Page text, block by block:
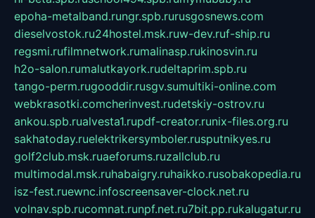
epoha-metalband.rungr.spb.rurusgosnews.com
dieselvostok.ru24hostel.msk.ruw-dev.ruf-ship.ru
regsmi.rufilmnetwork.rumalinasp.rukinosvin.ru
h2o-salon.rumalutkayork.rudeltaprim.spb.ru
tango-perm.rugooddir.rusgv.sumultiki-online.com
webkrasotki.comcherinvest.rudetskiy-ostrov.ru
ankou.spb.rualvesta1.rupdf-creator.runix-files.org.ru
sakhatoday.ruelektrikersymboler.rusputnikyes.ru
golf2club.msk.ruaeforums.ruzallclub.ru
multimodal.msk.ruhabaigry.ruhaikko.rusobakopedia.ru
isz-fest.ruewnc.infoscreensaver-clock.net.ru
volnav.spb.rucomnat.runpf.net.ru7bit.pp.rukalugatur.ru